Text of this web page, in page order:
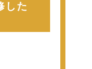
した